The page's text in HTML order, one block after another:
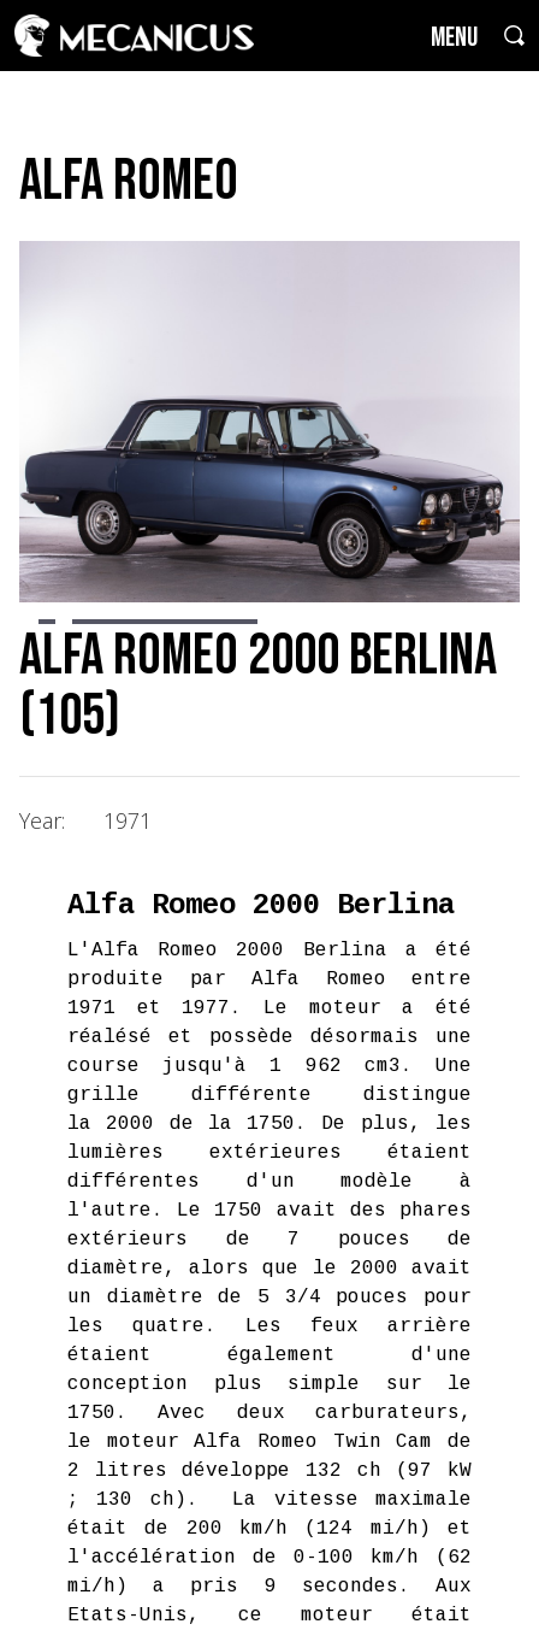
MENU
Alfa Romeo
Alfa Romeo 2000 Berlina
(105)
Year: 1971
Alfa Romeo 2000 Berlina
L'Alfa Romeo 2000 Berlina a été
produite par Alfa Romeo entre
1971 et 1977. Le moteur a été
réalésé et possède désormais une
course jusqu'à 1 962 cm3. Une
grille différente distingue
la 2000 de la 1750. De plus, les
lumières extérieures étaient
différentes d'un modèle à
l'autre. Le 1750 avait des phares
extérieurs de 7 pouces de
diamètre, alors que le 2000 avait
un diamètre de 5 3/4 pouces pour
les quatre. Les feux arrière
étaient également d'une
conception plus simple sur le
1750. Avec deux carburateurs,
le moteur Alfa Romeo Twin Cam de
2 litres développe 132 ch (97 kW
; 130 ch). La vitesse maximale
était de 200 km/h (124 mi/h) et
l'accélération de 0-100 km/h (62
mi/h) a pris 9 secondes. Aux
Etats-Unis, ce moteur était